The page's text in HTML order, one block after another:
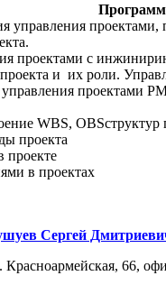
управления
проектами с
и их роли.
проектами
WBS, OBSструктур
проекта
проекте
в проектах
Сергей
Красноармейская, 66,